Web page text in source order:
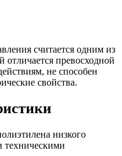
считается одним из
превосходной
не способен
свойства.
низкого
техническими